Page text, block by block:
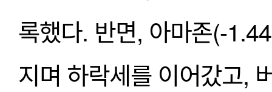
록했다. 반면, 아마존(-
지며 하락세를 이어갔고,